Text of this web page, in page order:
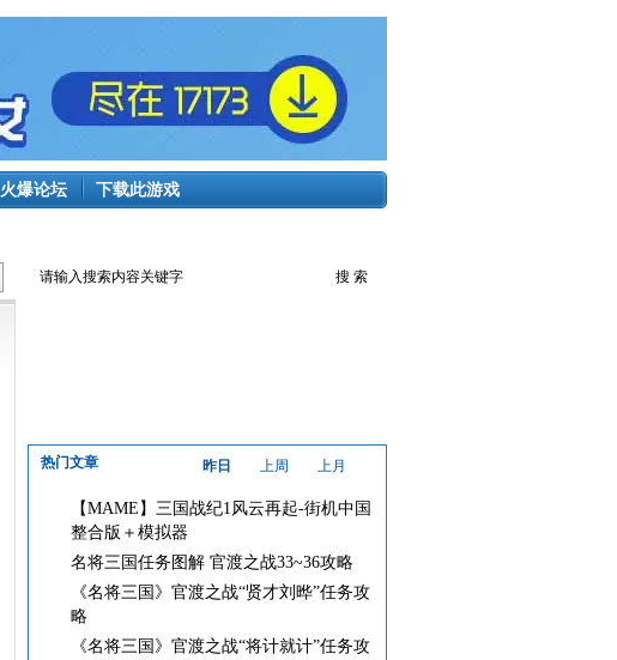
火爆论坛 下载此游戏
热门文章 昨日 上周 上月
【MAME】三国战纪1风云再起-街机中国
整合版＋模拟器
名将三国任务图解 官渡之战33~36攻略
《名将三国》官渡之战“贤才刘晔”任务攻
略
《名将三国》官渡之战“将计就计”任务攻